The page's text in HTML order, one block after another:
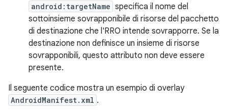
android:targetName specifica il nome del
sottoinsieme sovrapponibile di risorse del pacchetto
di destinazione che l'RRO intende sovrapporre. Se la
destinazione non definisce un insieme di risorse
sovrapponibili, questo attributo non deve essere
presente.
Il seguente codice mostra un esempio di overlay
AndroidManifest.xml .